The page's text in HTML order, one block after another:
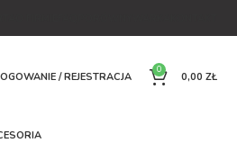
/ REJESTRACJA
0
0,00 ZŁ